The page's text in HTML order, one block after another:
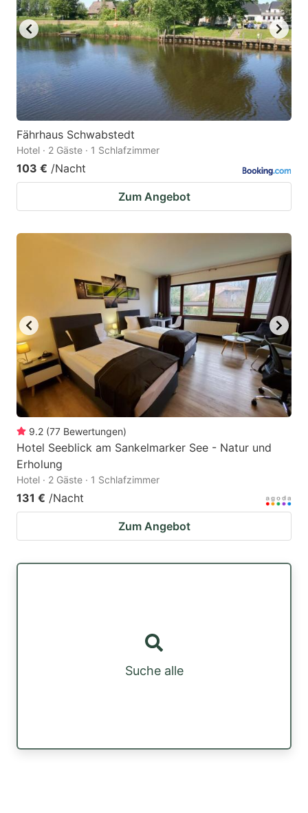
Fährhaus Schwabstedt
Hotel · 2 Gäste · 1 Schlafzimmer
103 € /Nacht
Zum Angebot
9.2 (77 Bewertungen)
Hotel Seeblick am Sankelmarker See - Natur und
Erholung
Hotel · 2 Gäste · 1 Schlafzimmer
131 € /Nacht
Zum Angebot
Suche alle